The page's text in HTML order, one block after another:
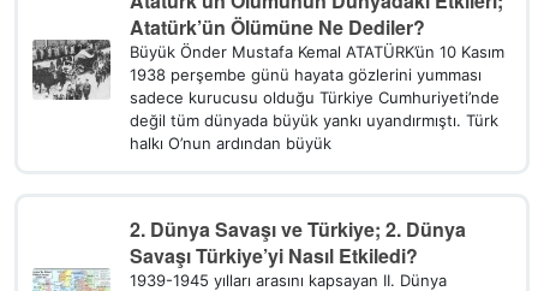
Atatürk’ün Ölümüne Ne Dediler?
Büyük Önder Mustafa Kemal ATATÜRK’ün 10 Kasım
1938 perşembe günü hayata gözlerini yumması
sadece kurucusu olduğu Türkiye Cumhuriyeti’nde
değil tüm dünyada büyük yankı uyandırmıştı. Türk
halkı O’nun ardından büyük
2. Dünya Savaşı ve Türkiye; 2. Dünya
Savaşı Türkiye’yi Nasıl Etkiledi?
1939-1945 yılları arasını kapsayan II. Dünya